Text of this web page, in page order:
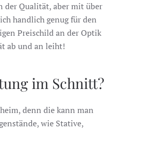
der Qualität, aber mit über
handlich genug für den
Preischild an der Optik
ab und an leiht!
im Schnitt?
denn die kann man
wie Stative,